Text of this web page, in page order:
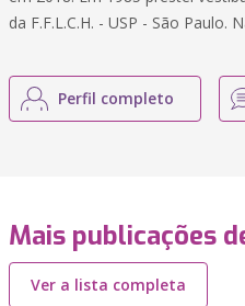
da F.F.L.C.H. - USP - São Paulo.
Perfil completo
Mais publicações
Ver a lista completa